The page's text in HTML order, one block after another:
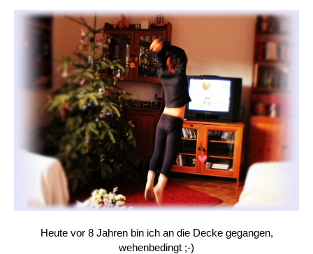
Heute vor 8 Jahren bin ich an die Decke gegangen,
wehenbedingt ;-)